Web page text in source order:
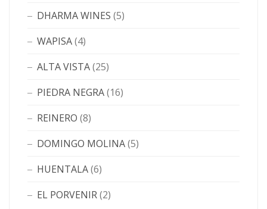
DHARMA WINES (5)
WAPISA(4)
ALTA VISTA(25)
PIEDRA NEGRA(16)
REINERO (8)
DOMINGO MOLINA(5)
HUENTALA(6)
EL PORVENIR(2)